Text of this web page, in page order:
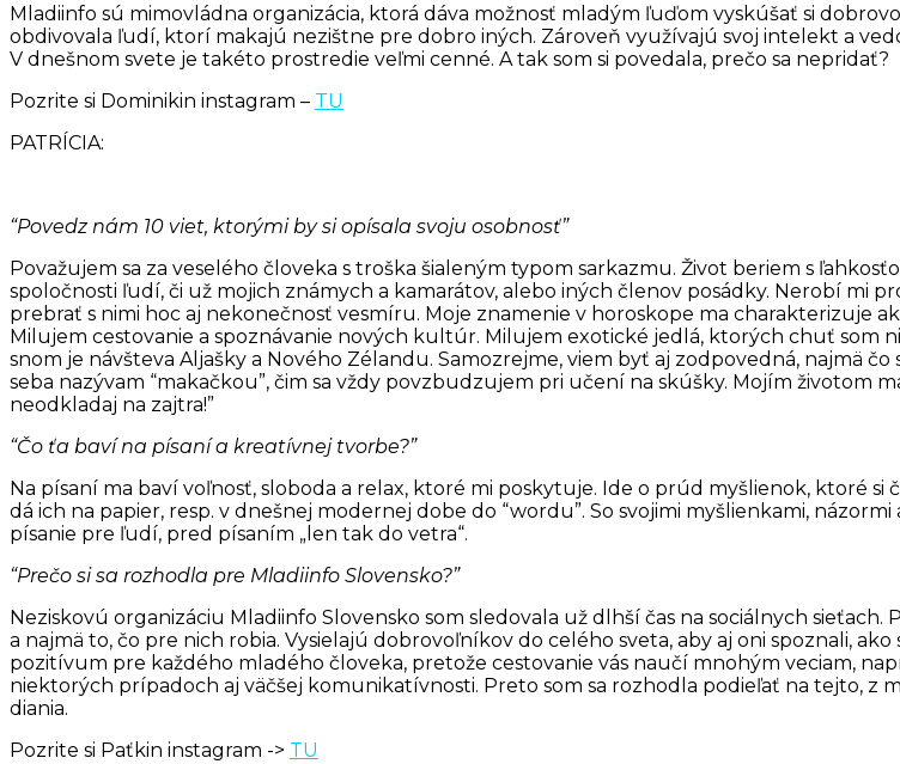
Mladiinfo sú mimovládna organizácia, ktorá dáva možnosť mladým ľuďom vyskúšať si
obdivovala ľudí, ktorí makajú nezištne pre dobro iných. Zároveň využívajú svoj intelekt a
V dnešnom svete je takéto prostredie veľmi cenné. A tak som si povedala, prečo sa nepridať?
Pozrite si Dominikin instagram – TU
PATRÍCIA:
“Povedz nám 10 viet, ktorými by si opísala svoju osobnosť”
Považujem sa za veselého človeka s troška šialeným typom sarkazmu. Život beriem s
spoločnosti ľudí, či už mojich známych a kamarátov, alebo iných členov posádky. Nerobí mi
prebrať s nimi hoc aj nekonečnosť vesmíru. Moje znamenie v horoskope ma charakterizuje
Milujem cestovanie a spoznávanie nových kultúr. Milujem exotické jedlá, ktorých chuť som
snom je návšteva Aljašky a Nového Zélandu. Samozrejme, viem byť aj zodpovedná, najmä čo
seba nazývam “makačkou”, čim sa vždy povzbudzujem pri učení na skúšky. Mojím životom
neodkladaj na zajtra!”
“Čo ťa baví na písaní a kreatívnej tvorbe?”
Na písaní ma baví voľnosť, sloboda a relax, ktoré mi poskytuje. Ide o prúd myšlienok, ktoré
dá ich na papier, resp. v dnešnej modernej dobe do “wordu”. So svojimi myšlienkami,
písanie pre ľudí, pred písaním „len tak do vetra“.
“Prečo si sa rozhodla pre Mladiinfo Slovensko?”
Neziskovú organizáciu Mladiinfo Slovensko som sledovala už dlhší čas na sociálnych sieťach.
a najmä to, čo pre nich robia. Vysielajú dobrovoľníkov do celého sveta, aby aj oni spoznali, ako
pozitívum pre každého mladého človeka, pretože cestovanie vás naučí mnohým veciam,
niektorých prípadoch aj väčšej komunikatívnosti. Preto som sa rozhodla podieľať na tejto, z
diania.
Pozrite si Paťkin instagram -> TU